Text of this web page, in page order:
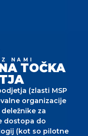
NAMI
TOČKA
(zlasti MSP
organizacije
za
dostopa do
(kot so pilotne